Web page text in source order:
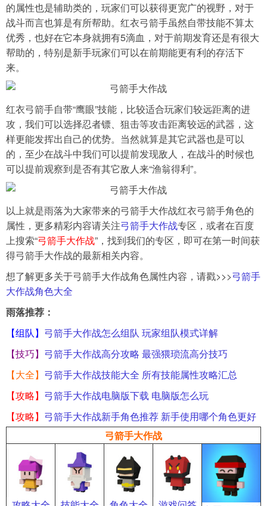
的属性也是辅助类的，玩家们可以获得更宽广的视野，对于
战斗而言也算是有所帮助。红衣弓箭手虽然自带技能不算太
优秀，也好在它本身就拥有5滴血，对于前期发育还是有很大
帮助的，特别是新手玩家们可以在前期能更有利的存活下
来。
红衣弓箭手自带“鹰眼”技能，比较适合玩家们较远距离的进
攻，我们可以选择忍者镖、狙击等攻击距离较远的武器，这
样更能发挥出自己的优势。当然就算是其它武器也是可以
的，至少在战斗中我们可以提前发现敌人，在战斗的时候也
可以提前观察到是否有其它敌人来“渔翁得利”。
以上就是雨落为大家带来的弓箭手大作战红衣弓箭手角色的
属性，更多精彩内容请关注弓箭手大作战专区，或者在百度
上搜索“弓箭手大作战”，找到我们的专区，即可在第一时间获
得弓箭手大作战的最新相关内容。
想了解更多关于弓箭手大作战角色属性内容，请戳>>>弓箭手
大作战角色大全
雨落推荐：
【组队】 弓箭手大作战怎么组队 玩家组队模式详解
【技巧】 弓箭手大作战高分攻略 最强猥琐流高分技巧
【大全】 弓箭手大作战技能大全 所有技能属性攻略汇总
【攻略】 弓箭手大作战电脑版下载 电脑版怎么玩
【攻略】 弓箭手大作战新手角色推荐 新手使用哪个角色更好
弓箭手大作战